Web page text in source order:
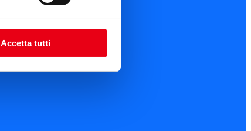
Accetta tutti